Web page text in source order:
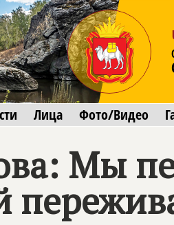
Лица Фото/Видео
Мы